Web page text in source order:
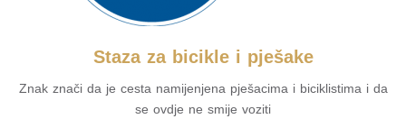
Staza za bicikle i pješake
Znak znači da je cesta namijenjena pješacima i biciklistima i da
se ovdje ne smije voziti